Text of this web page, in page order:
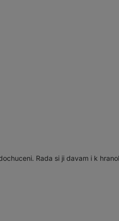
Rada si ji davam i k